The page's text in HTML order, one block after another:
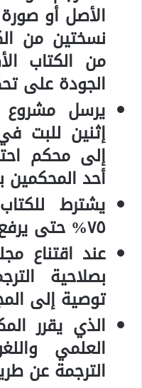
الأصل أو
نسختين من
من الكتاب
الجودة على
يرسل مشروع
إثنين للبت
إلى محكم
أحد
يشترط
٧٥% حتى يرفع للمجلس العلمي.
عند اقتناع
بصلاحية
توصية إلى
الذي يقرر
العلمي
الترجمة عن